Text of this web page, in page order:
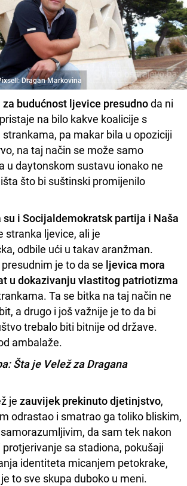
Dragan Markovina
za budućnost ljevice presudnoda ni
na bilo kakve koalicije s
pa makar bila u opoziciji
na taj način se može samo
u daytonskom sustavu ionako ne
što bi suštinski promijenilo
su i Socijaldemokratsk partija i Naša
stranka ljevice, ali je
odbile ući u takav aranžman.
je to da se ljevica mora
u dokazivanju vlastitog patriotizma
Ta se bitka na taj način ne
a drugo i još važnije je to da bi
trebalo biti bitnije od države.
ambalaže.
Šta je Velež za Dragana
je zauvijek prekinuto djetinjstvo,
odrastao i smatrao ga toliko bliskim,
da sam tek nakon
sa stadiona, pokušaji
identiteta micanjem petokrake,
to sve skupa duboko u meni.